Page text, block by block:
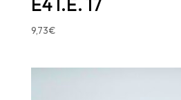
E4 I.E. 17
9,73€